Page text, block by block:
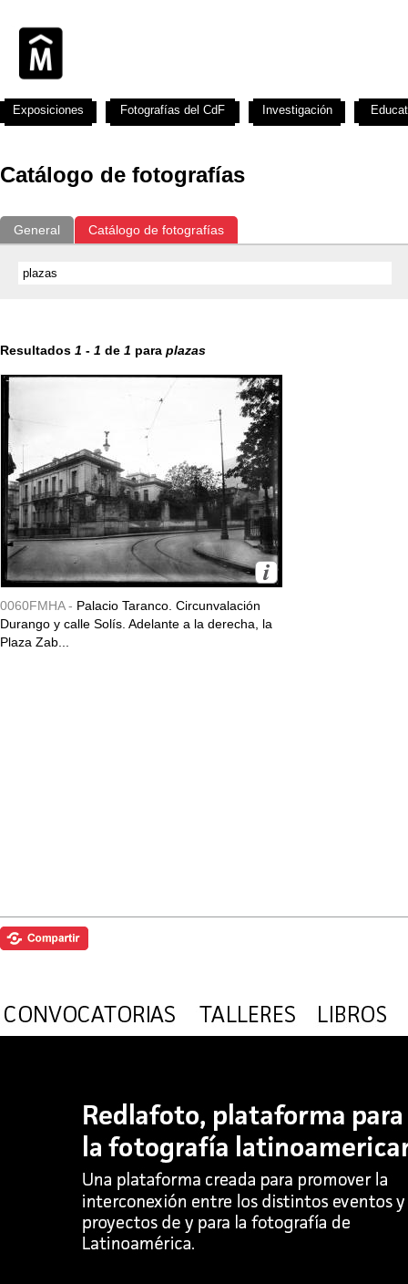
Catálogo de fotografías
General Catálogo de fotografías
Resultados 1 - 1 de 1 para plazas
0060FMHA - Palacio Taranco. Circunvalación
Durango y calle Solís. Adelante a la derecha, la
Plaza Zab...
Exposiciones Fotografías del CdF Investigación